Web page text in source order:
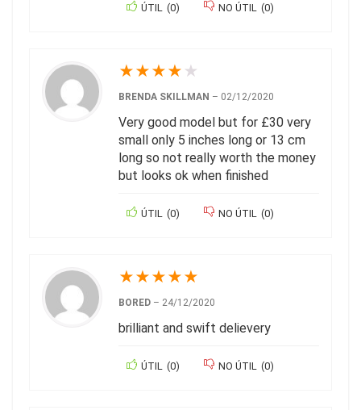
ÚTIL (0) NO ÚTIL (0)
★★★★ ★
BRENDA SKILLMAN – 02/12/2020
Very good model but for £30 very
small only 5 inches long or 13 cm
long so not really worth the money
but looks ok when finished
ÚTIL (0) NO ÚTIL (0)
★★★★★
BORED – 24/12/2020
brilliant and swift delievery
ÚTIL (0) NO ÚTIL (0)